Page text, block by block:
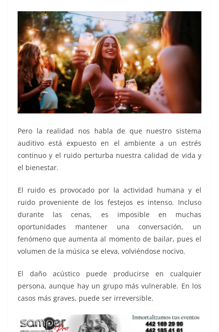
Pero la realidad nos habla de que nuestro sistema
auditivo está expuesto en el ambiente a un estrés
continuo y el ruido perturba nuestra calidad de vida y
el bienestar.
El ruido es provocado por la actividad humana y el
ruido proveniente de los festejos es intenso. Incluso
durante las cenas, es imposible en muchas
oportunidades mantener una conversación, un
fenómeno que aumenta al momento de bailar, pues el
volumen de la música se eleva, volviéndose nocivo.
El daño acústico puede producirse en cualquier
persona, aunque hay un grupo más vulnerable. En los
casos más graves, puede ser irreversible.